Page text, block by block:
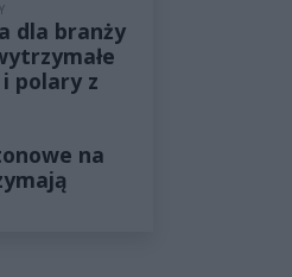
dla branży
polary z
na